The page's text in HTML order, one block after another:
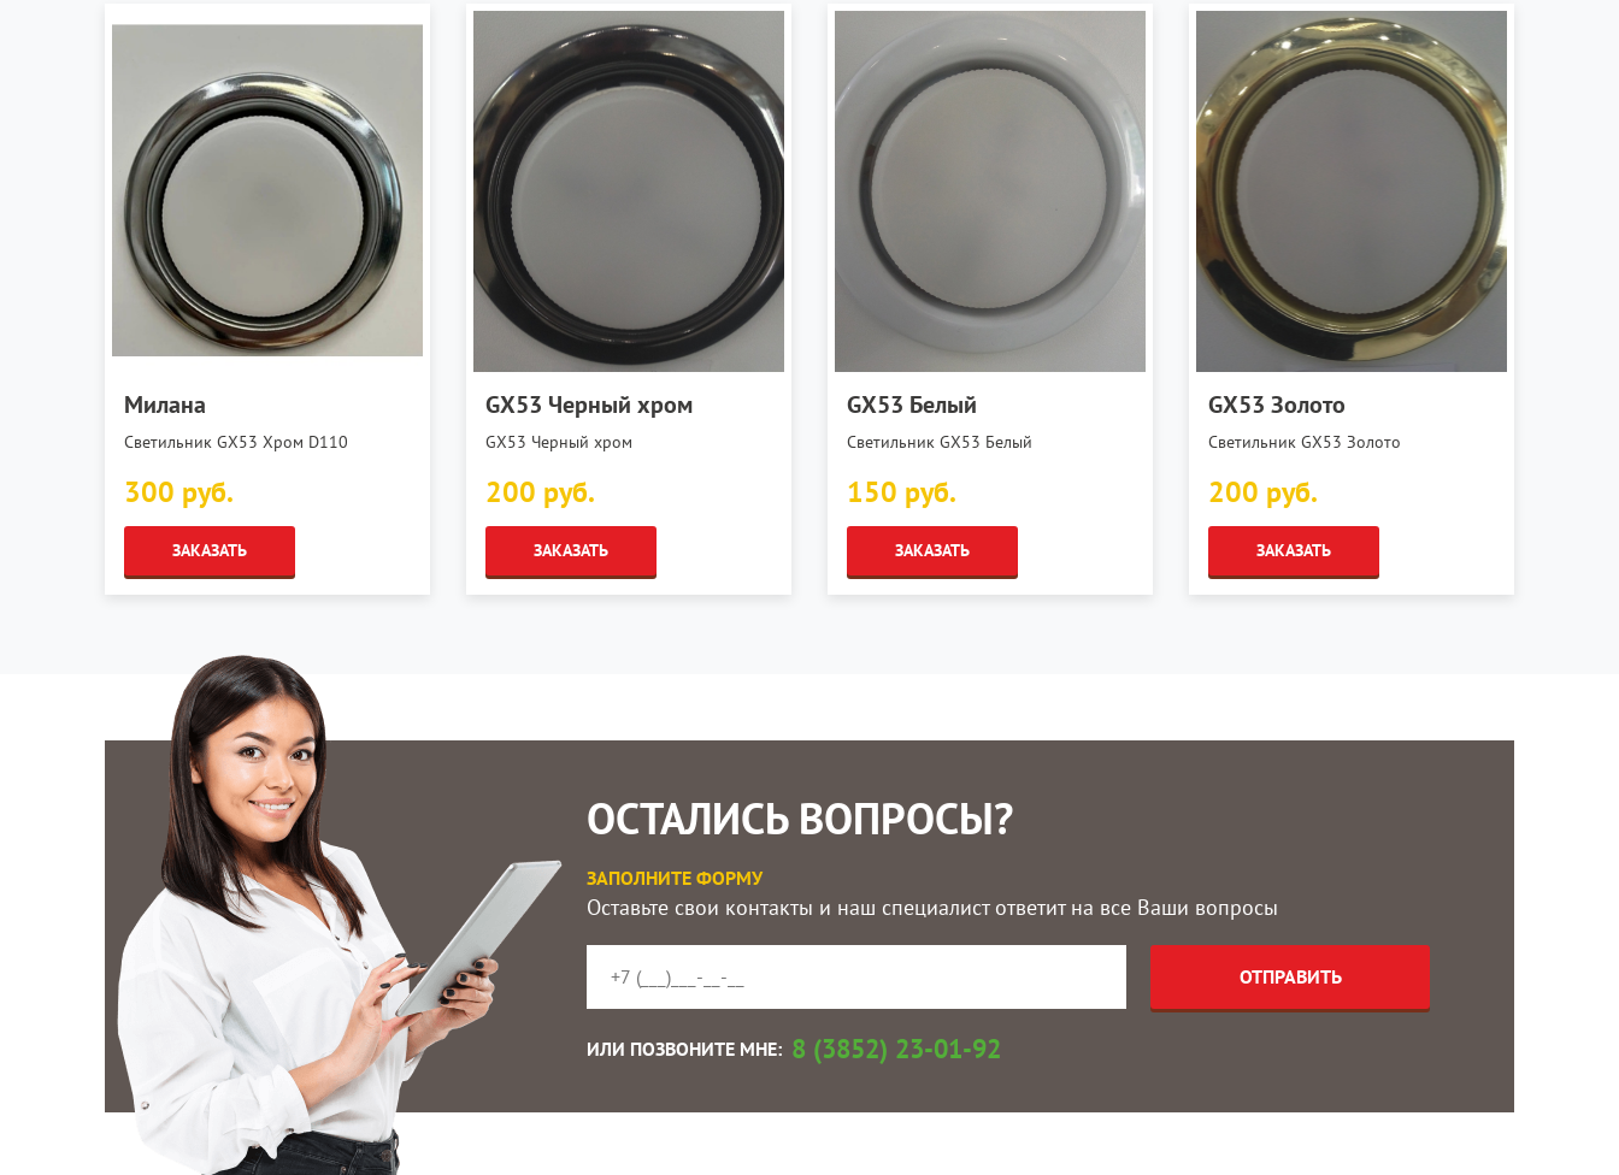
Милана
Светильник GX53 Хром D110
300 руб.
ЗАКАЗАТЬ
GX53 Черный хром
GX53 Черный хром
200 руб.
ЗАКАЗАТЬ
GX53 Белый
Светильник GX53 Белый
150 руб.
ЗАКАЗАТЬ
GX53 Золото
Светильник GX53 Золото
200 руб.
ЗАКАЗАТЬ
ОСТАЛИСЬ ВОПРОСЫ?
ЗАПОЛНИТЕ ФОРМУ
Оставьте свои контакты и наш специалист ответит на все Ваши вопросы
ИЛИ ПОЗВОНИТЕ МНЕ: 8 (3852) 23-01-92